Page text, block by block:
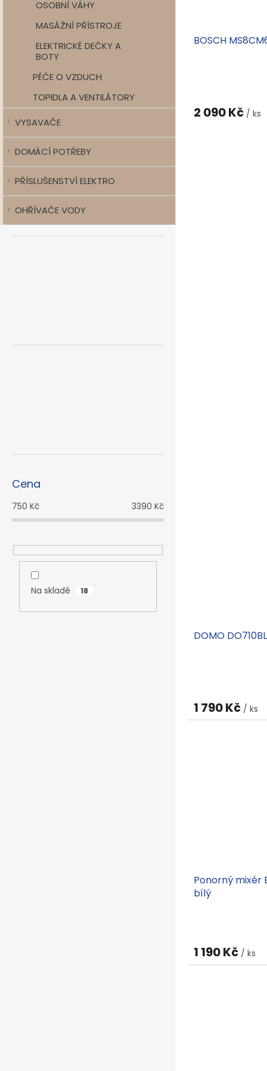
OSOBNÍ VÁHY
MASÁŽNÍ PŘÍSTROJE
ELEKTRICKÉ DEČKY A
BOTY
PÉČE O VZDUCH
TOPIDLA A VENTILÁTORY
VYSAVAČE
DOMÁCÍ POTŘEBY
PŘÍSLUŠENSTVÍ ELEKTRO
OHŘÍVAČE VODY
Cena
750 Kč 3390 Kč
Na skladě 18
BOSCH
2 090 Kč / ks
DOMO DO710BL
1 790 Kč / ks
Ponorný mixér
bílý
1 190 Kč / ks